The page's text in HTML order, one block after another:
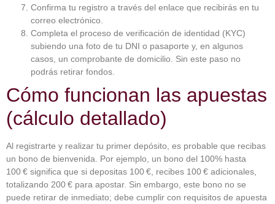
Confirma tu registro a través del enlace que recibirás en tu
correo electrónico.
Completa el proceso de verificación de identidad (KYC)
subiendo una foto de tu DNI o pasaporte y, en algunos
casos, un comprobante de domicilio. Sin este paso no
podrás retirar fondos.
Cómo funcionan las apuestas
(cálculo detallado)
Al registrarte y realizar tu primer depósito, es probable que recibas
un bono de bienvenida. Por ejemplo, un bono del 100% hasta
100 € significa que si depositas 100 €, recibes 100 € adicionales,
totalizando 200 € para apostar. Sin embargo, este bono no se
puede retirar de inmediato; debe cumplir con requisitos de apuesta